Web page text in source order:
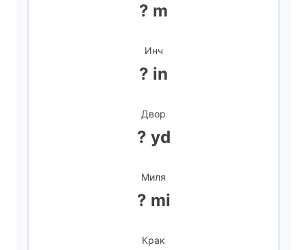
? m
Инч
? in
Двор
? yd
Миля
? mi
Крак